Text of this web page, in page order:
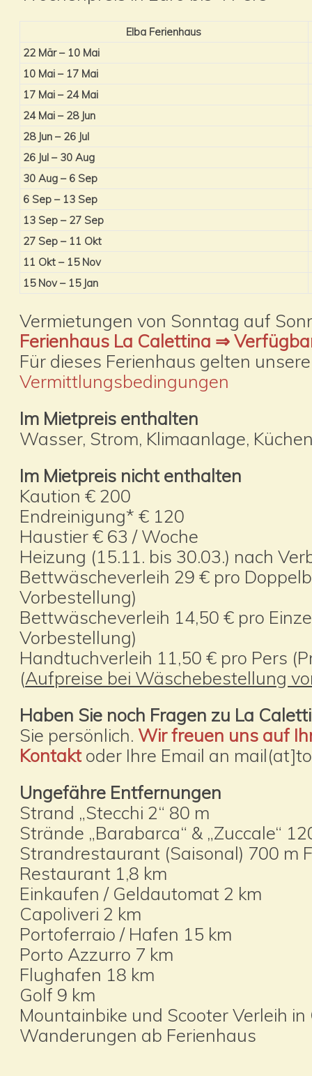
Elba Ferienhaus
22 Mär – 10 Mai
10 Mai – 17 Mai
17 Mai – 24 Mai
24 Mai – 28 Jun
28 Jun – 26 Jul
26 Jul – 30 Aug
30 Aug – 6 Sep
6 Sep – 13 Sep
13 Sep – 27 Sep
27 Sep – 11 Okt
11 Okt – 15 Nov
15 Nov – 15 Jan
Vermietungen von Sonntag auf
Ferienhaus La Calettina ⇒
Für dieses Ferienhaus gelten
Vermittlungsbedingungen
Im Mietpreis enthalten
Wasser, Strom, Klimaanlage,
Im Mietpreis nicht enthalten
Kaution € 200
Endreinigung* € 120
Haustier € 63 / Woche
Heizung (15.11. bis 30.03.) nach
Bettwäscheverleih 29 € pro
Vorbestellung)
Bettwäscheverleih 14,50 € pro
Vorbestellung)
Handtuchverleih 11,50 € pro Pers
(Aufpreise bei Wäschebestellung
Haben Sie noch Fragen zu La
Sie persönlich. Wir freuen uns auf
Kontakt oder Ihre Email an
Ungefähre Entfernungen
Strand „Stecchi 2“ 80 m
Strände „Barabarca“ & „Zuccale“
Strandrestaurant (Saisonal) 700 m
Restaurant 1,8 km
Einkaufen / Geldautomat 2 km
Capoliveri 2 km
Portoferraio / Hafen 15 km
Porto Azzurro 7 km
Flughafen 18 km
Golf 9 km
Mountainbike und Scooter Verleih in
Wanderungen ab Ferienhaus